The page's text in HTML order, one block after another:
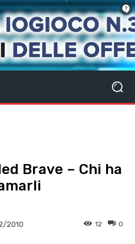
Brave – Chi ha
2010 0
12